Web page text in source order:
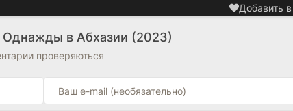
Добавить
в Абхазии (2023)
проверяються